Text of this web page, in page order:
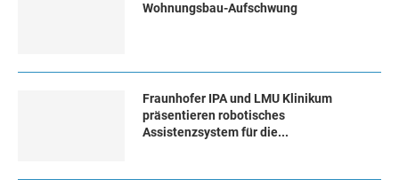
Wohnungsbau-Aufschwung
Fraunhofer IPA und LMU Klinikum
präsentieren robotisches
Assistenzsystem für die...